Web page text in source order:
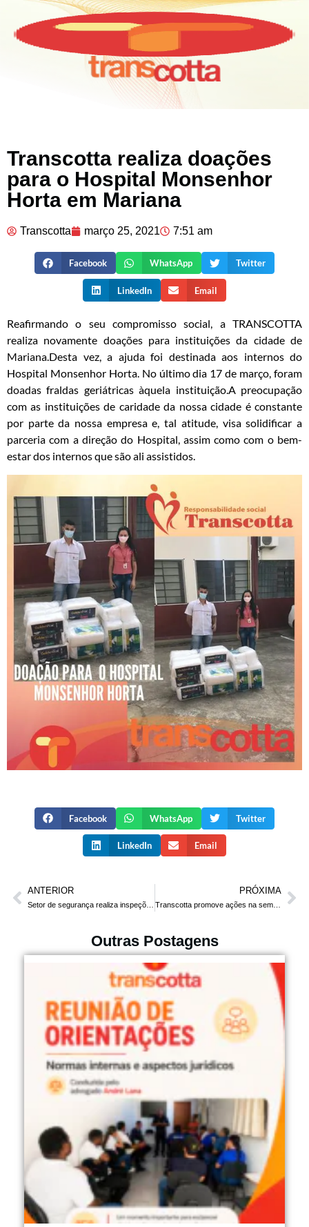
Transcotta realiza doações
para o Hospital Monsenhor
Horta em Mariana
Transcotta março 25, 2021 7:51 am
Facebook WhatsApp Twitter
LinkedIn Email
Reafirmando o seu compromisso social, a TRANSCOTTA
realiza novamente doações para instituições da cidade de
Mariana.Desta vez, a ajuda foi destinada aos internos do
Hospital Monsenhor Horta. No último dia 17 de março, foram
doadas fraldas geriátricas àquela instituição.A preocupação
com as instituições de caridade da nossa cidade é constante
por parte da nossa empresa e, tal atitude, visa solidificar a
parceria com a direção do Hospital, assim como com o bem-
estar dos internos que são ali assistidos.
Facebook WhatsApp Twitter
LinkedIn Email
ANTERIOR PRÓXIMA
Transcotta promove ações na semana do Trânsito/21
Outras Postagens